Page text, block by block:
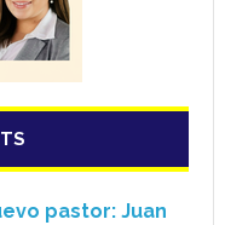
pastor: Juan